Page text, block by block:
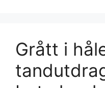
Grått i